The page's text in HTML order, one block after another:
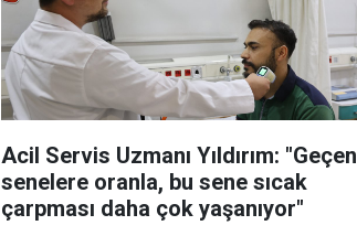
Acil Servis Uzmanı Yıldırım: "Geçen
senelere oranla, bu sene sıcak
çarpması daha çok yaşanıyor"